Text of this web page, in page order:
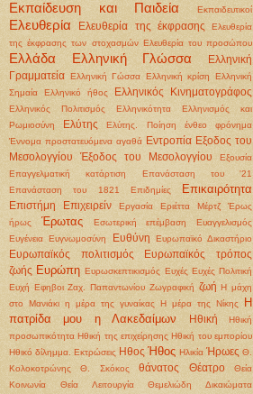
Εκπαίδευση και Παιδεία Εκπαιδευτικοί
Ελευθερία Ελευθερία της έκφρασης
Ελευθερία
της έκφρασης των στοχασμών Ελευθερία του προσώπου
Ελλάδα Ελληνική Γλώσσα
Ελληνική
Γραμματεία Ελληνική Γώσσα Ελληνική κρίση
Ελληνική
Σημαία
Ελληνικό ήθος Ελληνικός Κινηματογράφος
Ελληνικός Πολιτισμός Ελληνικότητα
Ελληνισμός και
Ρωμιοσύνη
Ελύτης Ελύτης. Ποίηση
ένθεο φρόνημα
Έννομα προστατευόμενα αγαθά Εντροπία Εξοδος του
Μεσολογγίου
Έξοδος του Μεσολογγίου
Εξουσία
Επαγγελματική κατάρτιση
Επανάσταση του '21
Επανάσταση του 1821
Επιδημίες Επικαιρότητα
Επιστήμη Επιχειρείν Εργασία Εριέττα Μέρτζ
Έρως
ήρως
Έρωτας Εσωτερική επέμβαση
Ευαγγελισμός
Ευγένεια Ευγνωμοσύνη Ευθύνη Ευρωπαϊκό Δικαστήριο
Ευρωπαϊκός πολιτισμός
Ευρωπαϊκός τρόπος
ζωής Ευρώπη Ευρωσκεπτικισμός Ευχές Ευχές Πολιτική
Ευχή Εφηβοι Ζαχ. Παπαντωνίου Ζωγραφική ζωή Η μάχη
στο Μανιάκι η μέρα της γυναίκας Η μέρα της Νίκης
Η
πατρίδα μου η Λακεδαίμων
Ηθική
Ηθική
προσωπικότητα Ηθική της επιχείρησης Ηθική του εμπορίου
Ηθικό δίλημμα. Εκτρώσεις Ηθος Ήθος Ηλικία Ήρωες Θ.
Κολοκοτρώνης
Θ. Σκόκος θάνατος Θέατρο
Θεία
Κοινωνία
Θεία Λειτουργία Θεμελιώδη Δικαιώματα